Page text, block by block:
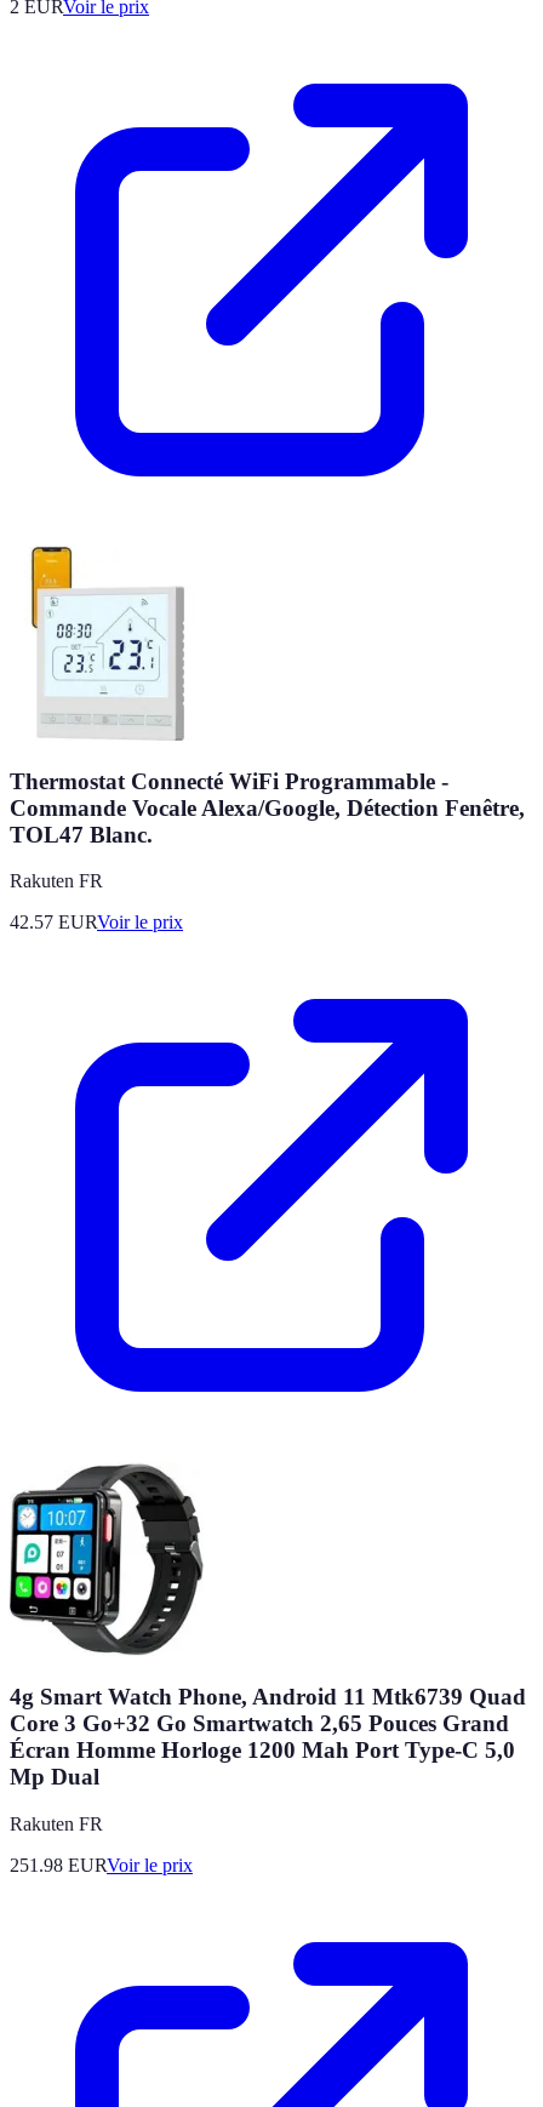
2 EURVoir le prix
Thermostat Connecté WiFi Programmable -
Commande Vocale Alexa/Google, Détection Fenêtre,
TOL47 Blanc.
Rakuten FR
42.57 EURVoir le prix
4g Smart Watch Phone, Android 11 Mtk6739 Quad
Core 3 Go+32 Go Smartwatch 2,65 Pouces Grand
Écran Homme Horloge 1200 Mah Port Type-C 5,0
Mp Dual
Rakuten FR
251.98 EURVoir le prix